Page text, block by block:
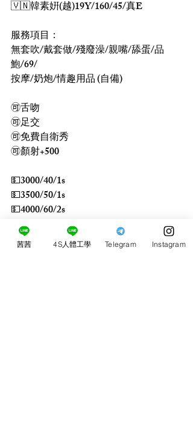
🇻🇳韓素姸(越)19Y/160/45/真E
服務項目：
無套吹/戴套做/殘廢澡/親嘴/舔蛋/品
鮑/69/
按摩/奶炮/情趣用品 (自備)
🉑舌吻
🉑足交
🉑免費自衛秀
🉑顏射+500
💵3000/40/1s
💵3500/50/1s
💵4000/60/2s
買2送1s
茜茜 4S人體工學 Telegram Instagram